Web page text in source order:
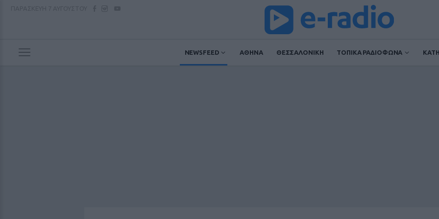
NEWSFEED ΑΘΗΝΑ ΘΕΣΣΑΛΟΝΙΚΗ ΤΟΠΙΚΑ ΡΑΔΙΟΦΩΝΑ